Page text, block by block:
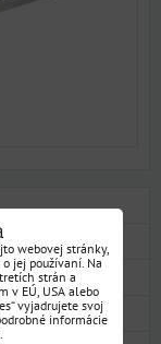
webovej stránky,
jej používaní. Na
strán a
v EÚ, USA alebo
vyjadrujete svoj
informácie